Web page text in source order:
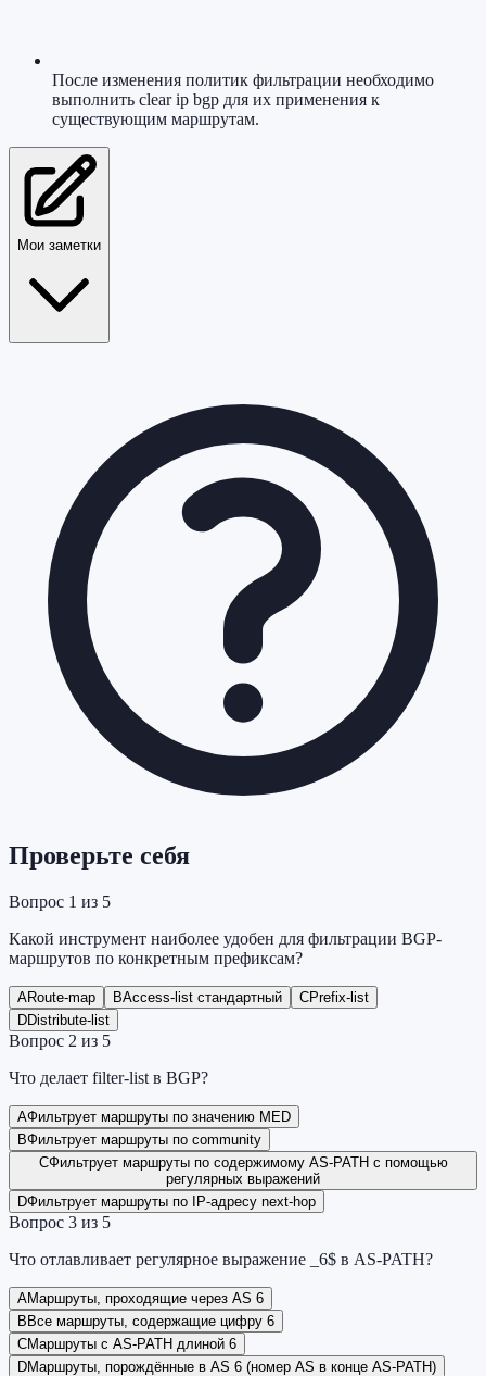
После изменения политик фильтрации необходимо
выполнить clear ip bgp для их применения к
существующим маршрутам.
Мои заметки
Проверьте себя
Вопрос 1 из 5
Какой инструмент наиболее удобен для фильтрации BGP-
маршрутов по конкретным префиксам?
ARoute-map BAccess-list стандартный CPrefix-list
DDistribute-list
Вопрос 2 из 5
Что делает filter-list в BGP?
AФильтрует маршруты по значению MED
BФильтрует маршруты по community
CФильтрует маршруты по содержимому AS-PATH с помощью
регулярных выражений
DФильтрует маршруты по IP-адресу next-hop
Вопрос 3 из 5
Что отлавливает регулярное выражение _6$ в AS-PATH?
AМаршруты, проходящие через AS 6
B Все маршруты, содержащие цифру 6
CМаршруты с AS-PATH длиной 6
DМаршруты, порождённые в AS 6 (номер AS в конце AS-PATH)